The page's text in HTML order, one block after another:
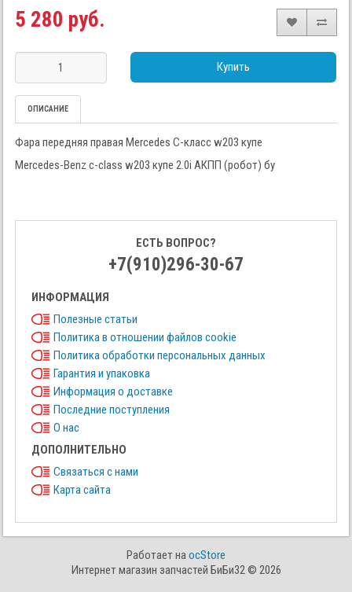
5 280 руб.
Купить
ОПИСАНИЕ
Фара передняя правая Mercedes C-класс w203 купе
Mercedes-Benz c-class w203 купе 2.0i АКПП (робот) бу
ЕСТЬ ВОПРОС?
+7(910)296-30-67
ИНФОРМАЦИЯ
Полезные статьи
Политика в отношении файлов cookie
Политика обработки персональных данных
Гарантия и упаковка
Информация о доставке
Последние поступления
О нас
ДОПОЛНИТЕЛЬНО
Связаться с нами
Карта сайта
Работает наocStore
Интернет магазин запчастей БиБи32 © 2026